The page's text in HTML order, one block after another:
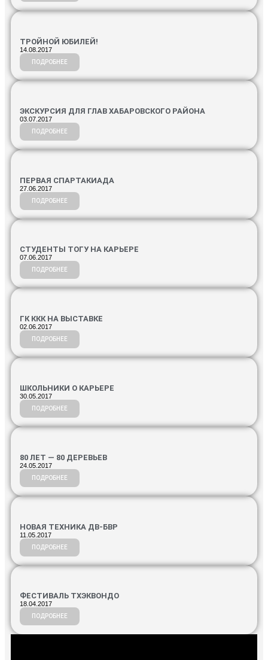
ТРОЙНОЙ ЮБИЛЕЙ!
14.08.2017
ПОДРОБНЕЕ
ЭКСКУРСИЯ ДЛЯ ГЛАВ ХАБАРОВСКОГО РАЙОНА
03.07.2017
ПОДРОБНЕЕ
ПЕРВАЯ СПАРТАКИАДА
27.06.2017
ПОДРОБНЕЕ
СТУДЕНТЫ ТОГУ НА КАРЬЕРЕ
07.06.2017
ПОДРОБНЕЕ
ГК ККК НА ВЫСТАВКЕ
02.06.2017
ПОДРОБНЕЕ
ШКОЛЬНИКИ О КАРЬЕРЕ
30.05.2017
ПОДРОБНЕЕ
80 ЛЕТ — 80 ДЕРЕВЬЕВ
24.05.2017
ПОДРОБНЕЕ
НОВАЯ ТЕХНИКА ДВ-БВР
11.05.2017
ПОДРОБНЕЕ
ФЕСТИВАЛЬ ТХЭКВОНДО
18.04.2017
ПОДРОБНЕЕ